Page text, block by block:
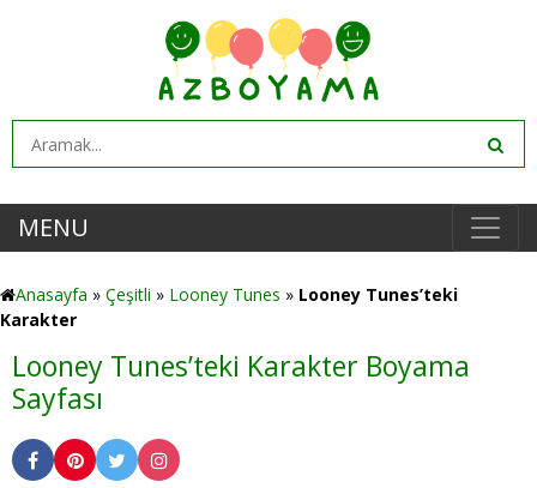
MENU
Anasayfa » Çeşitli » Looney Tunes » Looney Tunes’teki
Karakter
Looney Tunes’teki Karakter Boyama
Sayfası